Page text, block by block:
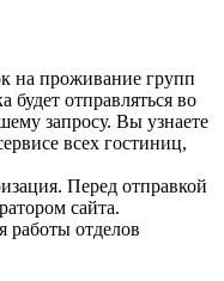
на проживание групп
отправляться во
запросу. Вы узнаете
всех гостиниц,
Перед отправкой
сайта.
работы отделов